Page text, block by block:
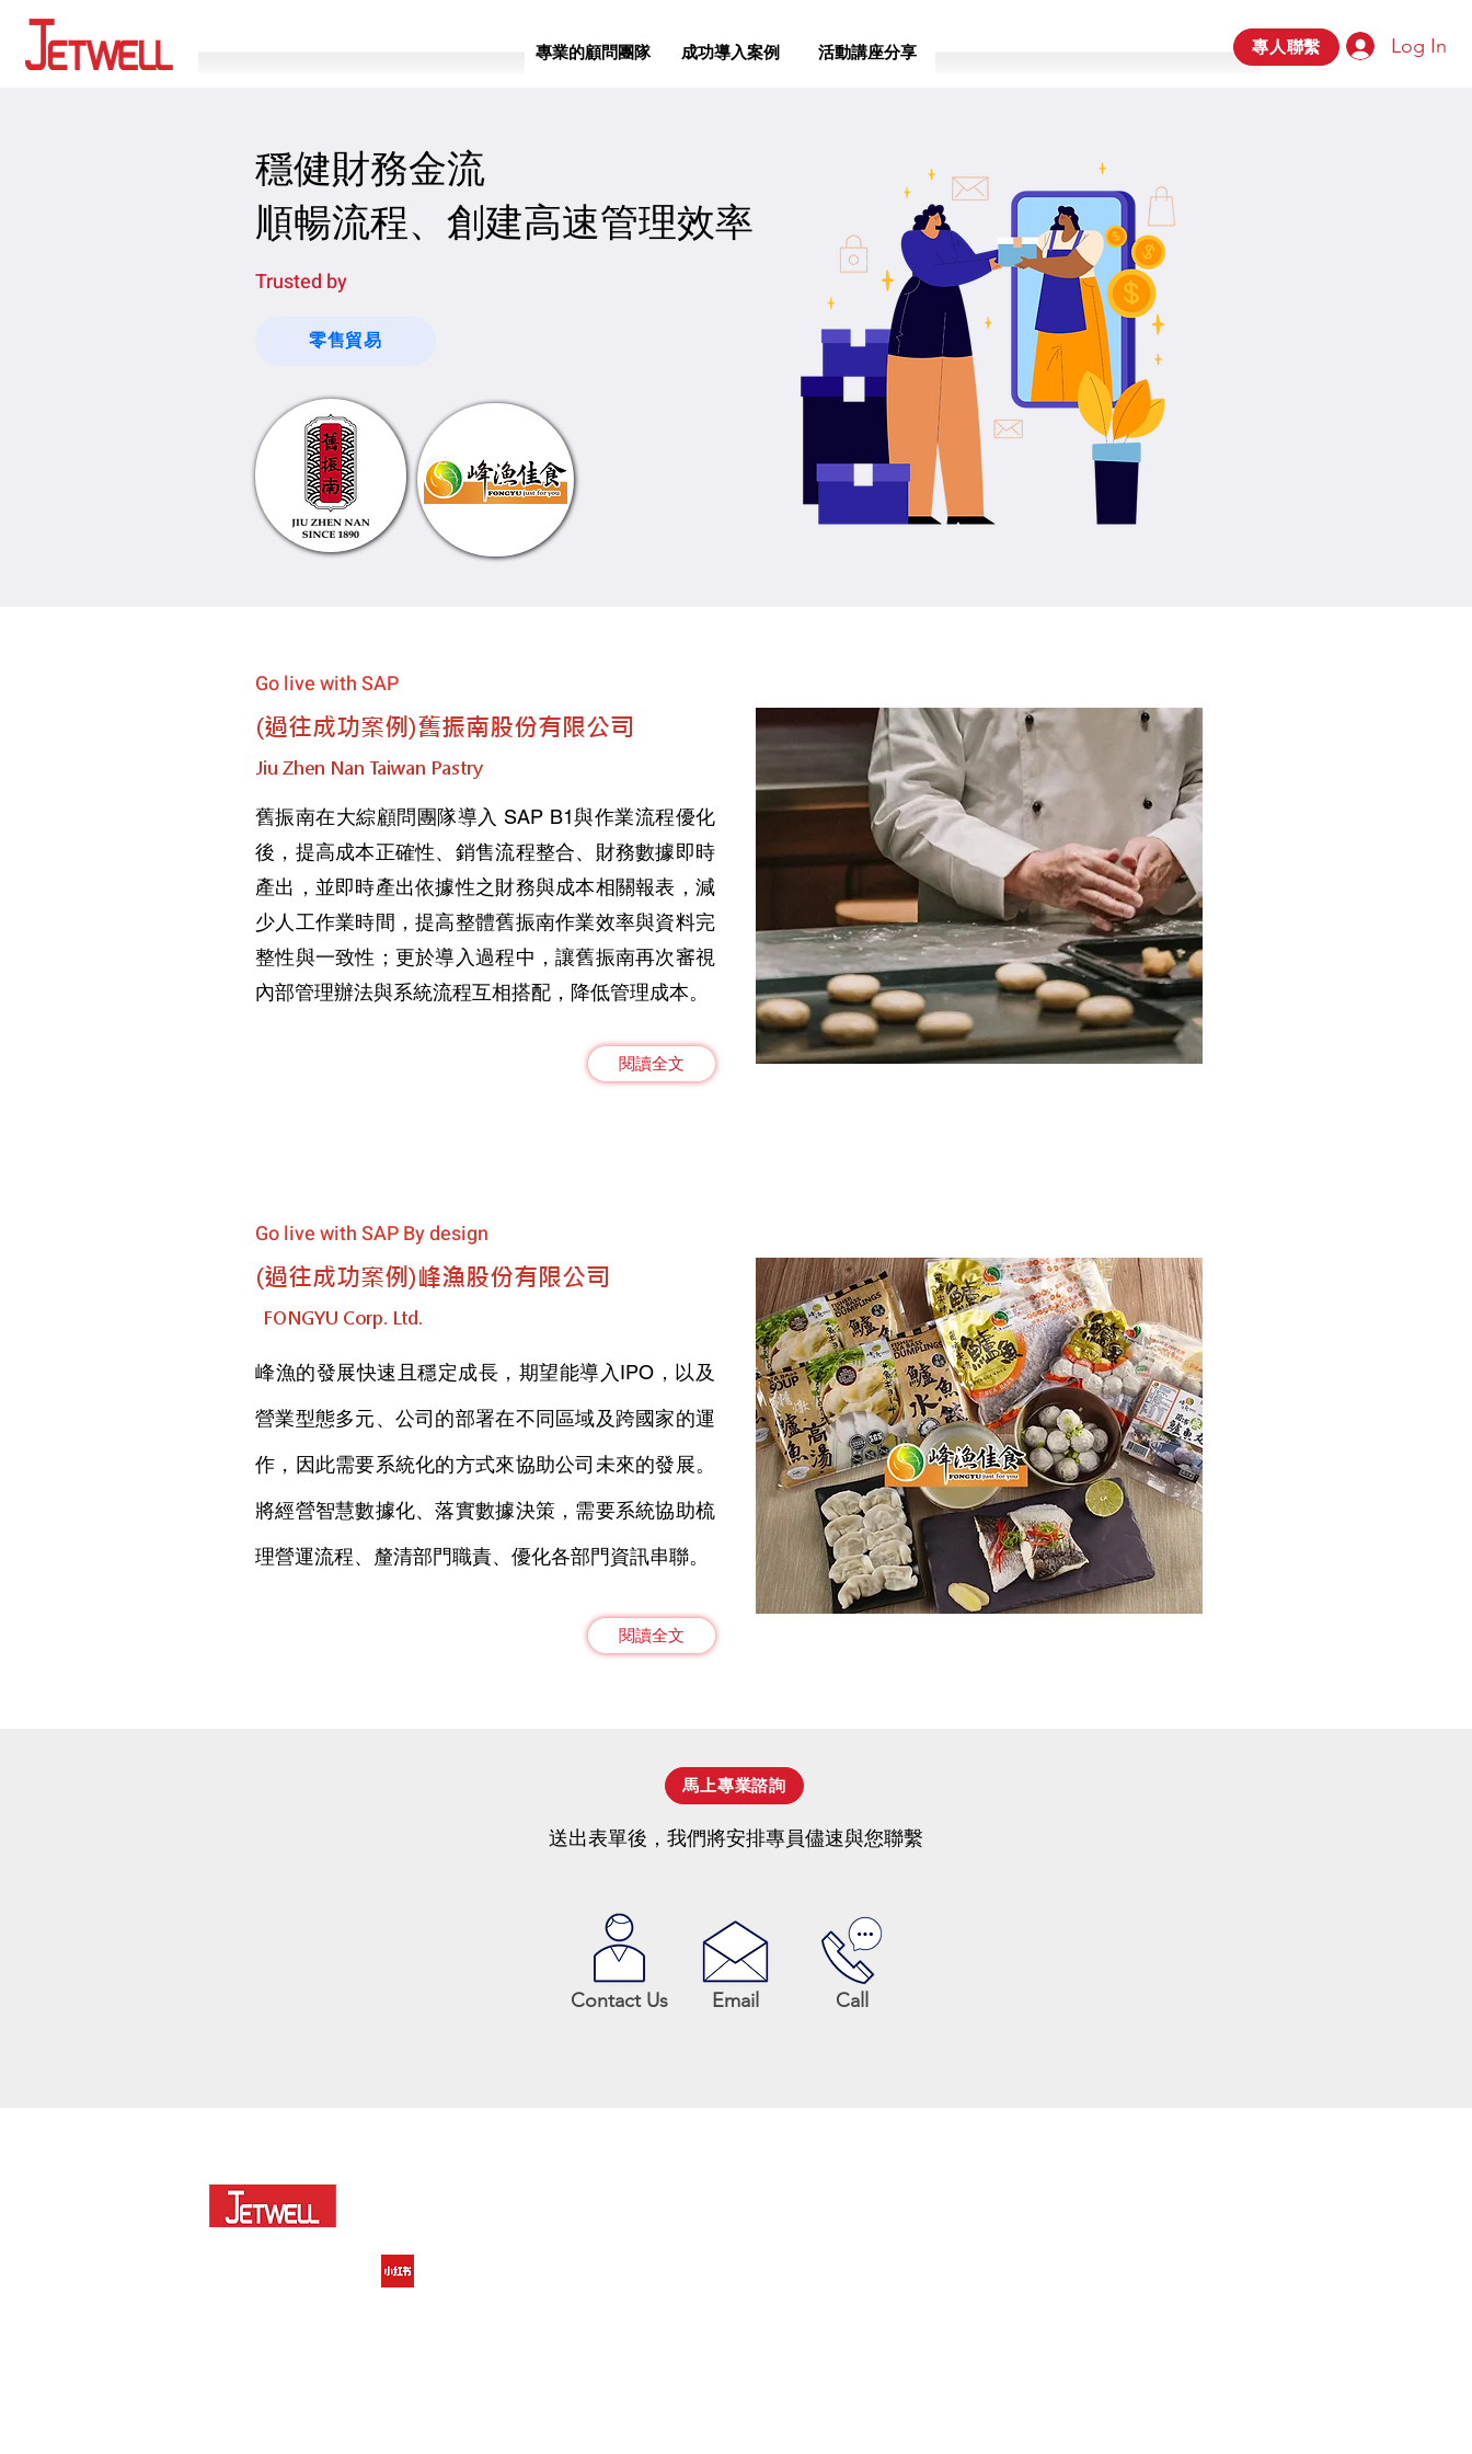
專業的顧問團隊 成功導入案例 活動講座分享 專人聯繫 Log In
穩健財務金流
​順暢流程、創建高速管理效率
Trusted by
零售貿易
Go live with SAP
(過往成功案例)舊振南股份有限公司
Jiu Zhen Nan Taiwan Pastry
舊振南在大綜顧問團隊導入 SAP B1與作業流程優化
後，提高成本正確性、銷售流程整合、財務數據即時
產出，並即時產出依據性之財務與成本相關報表，減
少人工作業時間，提高整體舊振南作業效率與資料完
整性與一致性；更於導入過程中，讓舊振南再次審視
內部管理辦法與系統流程互相搭配，降低管理成本。
閱讀全文
Go live with SAP By design
(過往成功案例)峰漁股份有限公司
FONGYU Corp. Ltd.
峰漁的發展快速且穩定成長，期望能導入IPO， 以及
營業型態多元、公司的部署在不同區域及跨國家的運
作，因此需要系統化的方式來協助公司未來的發展。
將經營智慧數據化、落實數據決策，需要系統協助梳
理營運流程、釐清部門職責、優化各部門資訊串聯。
閱讀全文
送出表單後，我們將安排專員儘速與您聯繫
Contact Us Email Call
馬上專業諮詢